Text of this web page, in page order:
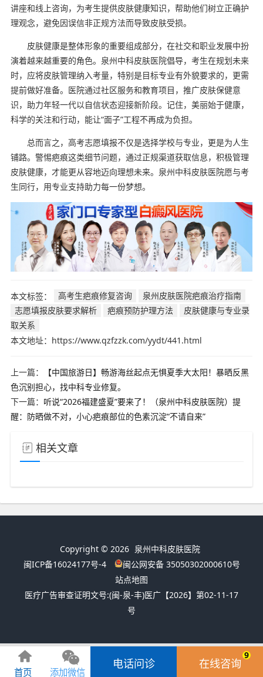
讲座和线上咨询，为考生提供皮肤健康知识，帮助他们树立正确护
理观念，避免因误信非正规方法而导致皮肤受损。
皮肤健康是整体形象的重要组成部分，在社交和职业发展中扮
演着越来越重要的角色。泉州中科皮肤医院倡导，考生在规划未来
时，应将皮肤管理纳入考量，特别是目标专业有外貌要求的，更需
提前做好准备。医院通过社区服务和教育项目，推广皮肤保健意
识，助力年轻一代以自信状态迎接新阶段。记住，美丽始于健康，
科学的关注和行动，能让“面子”工程不再成为负担。
总而言之，高考志愿填报不仅是选择学校与专业，更是为人生
铺路。警惕疤痕这类细节问题，通过正规渠道获取信息，积极管理
皮肤健康，才能更从容地迈向理想未来。泉州中科皮肤医院愿与考
生同行，用专业支持助力每一份梦想。
本文标签： 高考生疤痕修复咨询
泉州皮肤医院疤痕治疗指南
志愿填报皮肤要求解析
疤痕预防护理方法
皮肤健康与专业录
取关系
本文地址：https://www.qzfzzk.com/yydt/441.html
上一篇：
【中国旅游日】畅游海丝起点无惧夏季大太阳！暴晒反黑
色沉别担心，找中科专业修复。
下一篇： 听说“2026福建盛夏”要来了！（泉州中科皮肤医院）提
醒：防晒做不对，小心疤痕部位的色素沉淀“不请自来”
相关文章
Copyright © 2026 泉州中科皮肤医院
闽ICP备16024177号-4
闽公网安备 35050302000610号
站点地图
医疗广告审查证明文号:(闽-泉-丰)医广【2026】第02-11-17
号
首页 添加微信
在线咨询
9
电话问诊